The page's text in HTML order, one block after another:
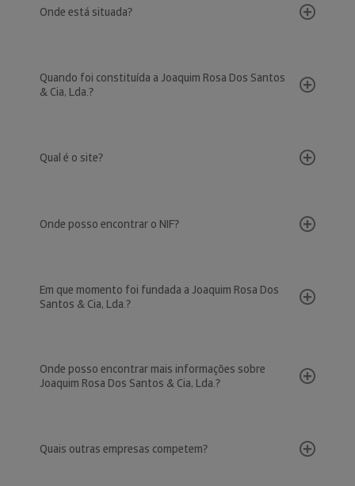
Onde está situada?
Quando foi constituída a Joaquim Rosa Dos Santos
& Cia, Lda.?
Qual é o site?
Onde posso encontrar o NIF?
Em que momento foi fundada a Joaquim Rosa Dos
Santos & Cia, Lda.?
Onde posso encontrar mais informações sobre
Joaquim Rosa Dos Santos & Cia, Lda.?
Quais outras empresas competem?